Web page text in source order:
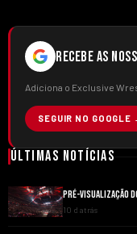
RECEBE AS
Adiciona o Exclusive
SEGUIR NO GOOGLE
Últimas Notícias
PRÉ-VISUALIZAÇÃO
10 d atrás